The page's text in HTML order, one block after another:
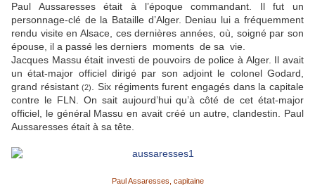
Paul Aussaresses était à l’époque commandant. Il fut un
personnage-clé de la Bataille d’Alger. Deniau lui a fréquemment
rendu visite en Alsace, ces dernières années, où, soigné par son
épouse, il a passé les derniers moments de sa vie.
Jacques Massu était investi de pouvoirs de police à Alger. Il avait
un état-major officiel dirigé par son adjoint le colonel Godard,
grand résistant(2)
. Six régiments furent engagés dans la capitale
contre le FLN. On sait aujourd’hui qu’à côté de cet état-major
officiel, le général Massu en avait créé un autre, clandestin. Paul
Aussaresses était à sa tête.
Paul Assaresses, capitaine